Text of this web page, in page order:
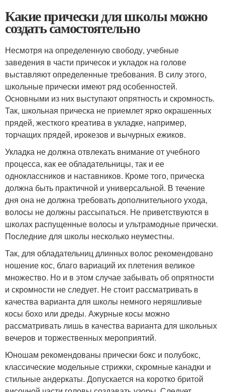
Какие прически для школы можно
создать самостоятельно
Несмотря на определенную свободу, учебные
заведения в части причесок и укладок на голове
выставляют определенные требования. В силу этого,
школьные прически имеют ряд особенностей.
Основными из них выступают опрятность и скромность.
Так, школьная прическа не приемлет ярко окрашенных
прядей, жесткого креатива в укладке, например,
торчащих прядей, ирокезов и вычурных ежиков.
Укладка не должна отвлекать внимание от учебного
процесса, как ее обладательницы, так и ее
одноклассников и наставников. Кроме того, прическа
должна быть практичной и универсальной. В течение
дня она не должна требовать дополнительного ухода,
волосы не должны рассыпаться. Не приветствуются в
школах распущенные волосы и ультрамодные прически.
Последние для школы несколько неуместны.
Так, для обладательниц длинных волос рекомендовано
ношение кос, благо вариаций их плетения великое
множество. Но и в этом случае забывать об опрятности
и скромности не следует. Не стоит рассматривать в
качества варианта для школы немного неряшливые
косы бохо или дреды. Ажурные косы можно
рассматривать лишь в качества варианта для школьных
вечеров и торжественных мероприятий.
Юношам рекомендованы прически бокс и полубокс,
классические модельные стрижки, скромные канадки и
стильные андеркаты. Допускается на коротко бритой